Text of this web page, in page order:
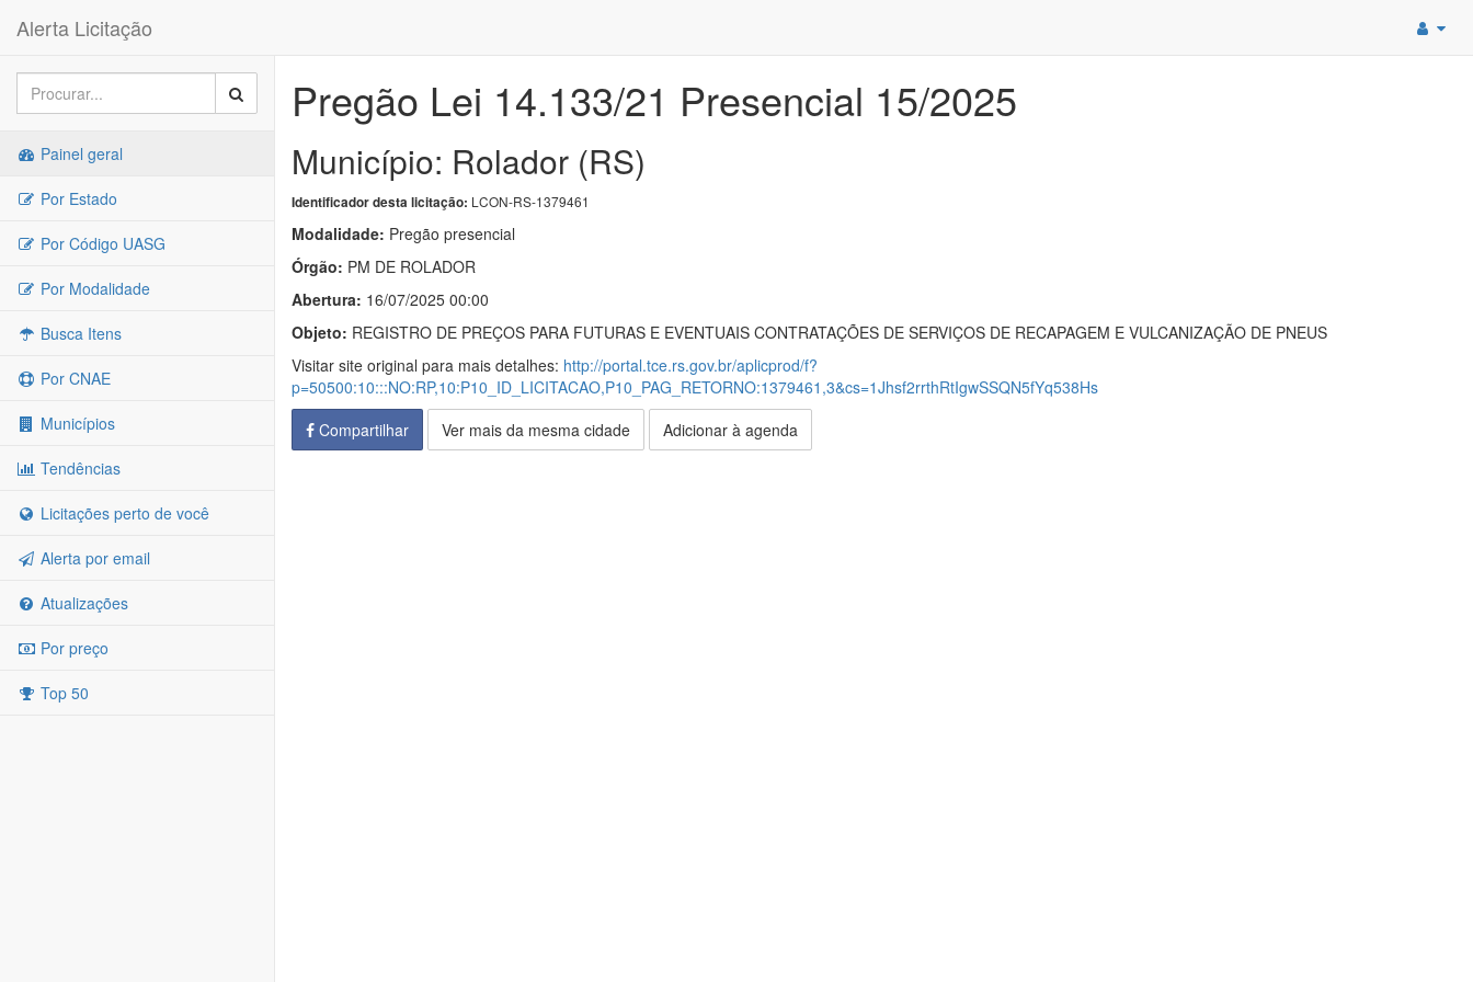
Alerta Licitação
Painel geral
Por Estado
Por Código UASG
Por Modalidade
Busca Itens
Por CNAE
Municípios
Tendências
Licitações perto de você
Alerta por email
Atualizações
Por preço
Top 50
Pregão Lei 14.133/21 Presencial 15/2025
Município: Rolador (RS)
Identificador desta licitação: LCON-RS-1379461
Modalidade: Pregão presencial
Órgão: PM DE ROLADOR
Abertura: 16/07/2025 00:00
Objeto: REGISTRO DE PREÇOS PARA FUTURAS E EVENTUAIS CONTRATAÇÕES DE SERVIÇOS DE RECAPAGEM E VULCANIZAÇÃO DE PNEUS
Visitar site original para mais detalhes: http://portal.tce.rs.gov.br/aplicprod/f?
p=50500:10:::NO:RP,10:P10_ID_LICITACAO,P10_PAG_RETORNO:1379461,3&cs=1Jhsf2rrthRtIgwSSQN5fYq538Hs
Compartilhar
Ver mais da mesma cidade Adicionar à agenda